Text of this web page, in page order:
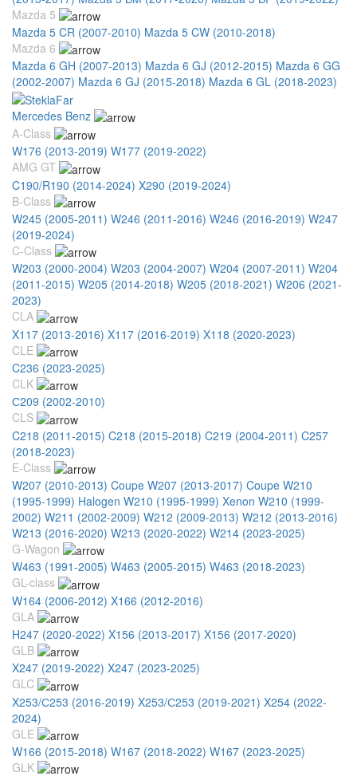
Mazda 5
Mazda 5 CR (2007-2010) Mazda 5 CW (2010-2018)
Mazda 6
Mazda 6 GH (2007-2013) Mazda 6 GJ (2012-2015) Mazda 6 GG
(2002-2007) Mazda 6 GJ (2015-2018) Mazda 6 GL (2018-2023)
Mercedes Benz
A-Class
W176 (2013-2019) W177 (2019-2022)
AMG GT
C190/R190 (2014-2024) X290 (2019-2024)
B-Class
W245 (2005-2011) W246 (2011-2016) W246 (2016-2019) W247
(2019-2024)
C-Class
W203 (2000-2004) W203 (2004-2007) W204 (2007-2011) W204
(2011-2015) W205 (2014-2018) W205 (2018-2021) W206 (2021-
2023)
CLA
X117 (2013-2016) X117 (2016-2019) X118 (2020-2023)
CLE
C236 (2023-2025)
CLK
С209 (2002-2010)
CLS
C218 (2011-2015) C218 (2015-2018) C219 (2004-2011) C257
(2018-2023)
E-Class
W207 (2010-2013) Coupe W207 (2013-2017) Coupe W210
(1995-1999) Halogen W210 (1995-1999) Xenon W210 (1999-
2002) W211 (2002-2009) W212 (2009-2013) W212 (2013-2016)
W213 (2016-2020) W213 (2020-2022) W214 (2023-2025)
G-Wagon
W463 (1991-2005) W463 (2005-2015) W463 (2018-2023)
GL-class
W164 (2006-2012) X166 (2012-2016)
GLA
H247 (2020-2022) X156 (2013-2017) X156 (2017-2020)
GLB
X247 (2019-2022) X247 (2023-2025)
GLC
X253/С253 (2016-2019) X253/С253 (2019-2021) X254 (2022-
2024)
GLE
W166 (2015-2018) W167 (2018-2022) W167 (2023-2025)
GLK